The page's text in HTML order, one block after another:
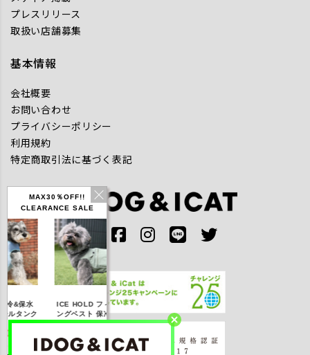
MAX30％OFF!!
CLEARANCE SALE
保水
ンク
ICE HOLD フィッシ
ングベスト 保冷剤付
円(税込み)
IDOG ICE HOLD ネ
ッククーラー 保冷剤
付
円(税込み)
プレスリリース
取扱い店舗募集
基本情報
会社概要
お問い合わせ
プライバシーポリシー
利用規約
特定商取引法に基づく表記